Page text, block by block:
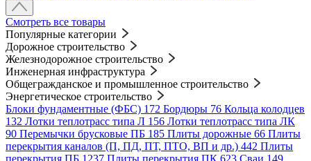
Смотреть все товары
Популярные категории
Дорожное строительство
Железнодорожное строительство
Инженерная инфраструктура
Общегражданское и промышленное строительство
Энергетическое строительство
Блоки фундаментные (ФБС) 172 Бордюры 76 Кольца колодцев
132 Лотки теплотрасс типа Л 156 Лотки теплотрасс типа ЛК
90 Перемычки брусковые ПБ 185 Плиты дорожные 66 Плиты
перекрытия каналов (П, ПД, ПТ, ПТО, ВП и др.) 442 Плиты